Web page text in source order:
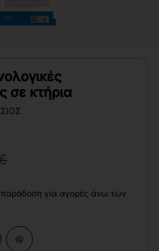
σε κτήρια
για αγορές άνω των